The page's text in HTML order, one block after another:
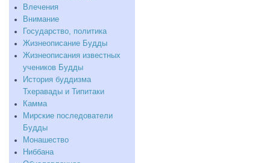
Влечения
Внимание
Государство, политика
Жизнеописание Будды
Жизнеописания известных
учеников Будды
История буддизма
Тхеравады и Типитаки
Камма
Мирские последователи
Будды
Монашество
Ниббана